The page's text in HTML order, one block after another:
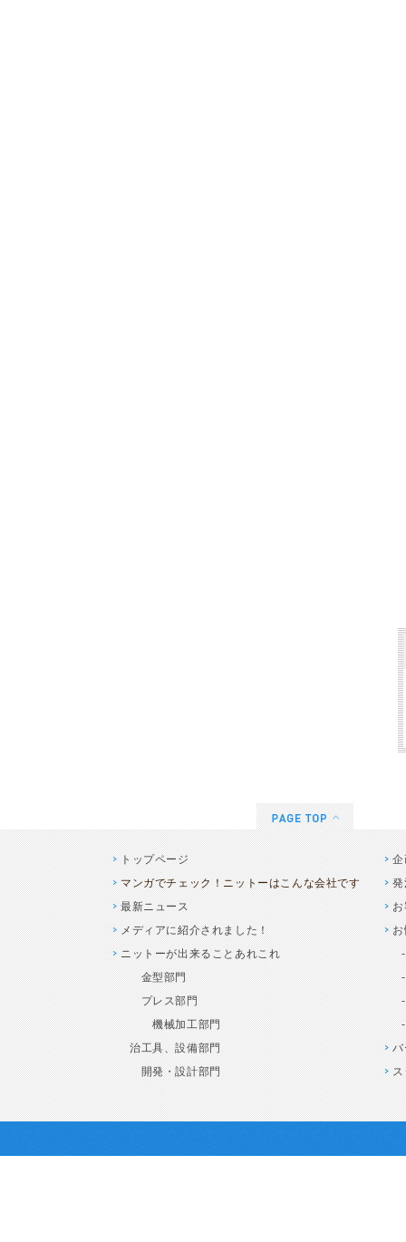
トップページ
マンガでチェック！ニットーはこんな会社です
最新ニュース
メディアに紹介されました！
ニットーが出来ることあれこれ
金型部門
プレス部門
機械加工部門
治工具、設備部門
開発・設計部門
企
発
お
お
バ
ス